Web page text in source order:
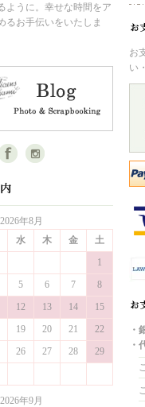
ように。幸せな時間をア
るお手伝いをいたしま
2026年8月
水 木 金
土
1
5 6 7
8
12 13 14
15
19 20 21
22
26 27 28
29
2026年9月
お
い
・
・